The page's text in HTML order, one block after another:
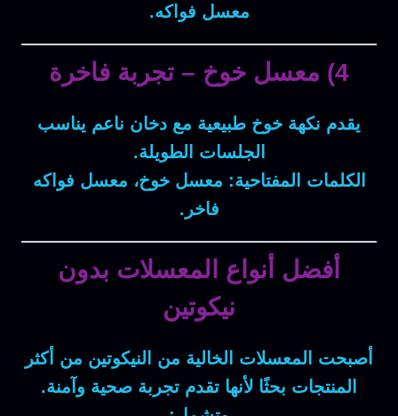
معسل فواكه.
4) معسل خوخ – تجربة فاخرة
يقدم نكهة خوخ طبيعية مع دخان ناعم يناسب
الجلسات الطويلة.
الكلمات المفتاحية: معسل خوخ، معسل فواكه
فاخر.
أفضل أنواع المعسلات بدون
نيكوتين
أصبحت المعسلات الخالية من النيكوتين من أكثر
المنتجات بحثًا لأنها تقدم تجربة صحية وآمنة.